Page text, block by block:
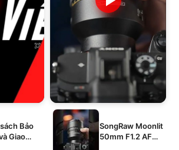
Bảo
Giao
SongRaw Moonlit
50mm F1.2 AF